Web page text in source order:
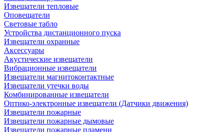
Извещатели тепловые
Оповещатели
Световые табло
Устройства дистанционного пуска
Извещатели охранные
Аксессуары
Акустические извещатели
Вибрационные извещатели
Извещатели магнитоконтактные
Извещатели утечки воды
Комбинированные извещатели
Оптико-электронные извещатели (Датчики движения)
Извещатели пожарные
Извещатели пожарные дымовые
Извещатели пожарные пламени